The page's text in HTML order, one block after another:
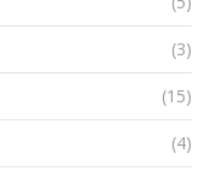
(3)
(15)
(4)